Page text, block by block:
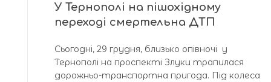
У Тернополі на пішохідному
переході смертельна ДТП
Сьогодні, 29 грудня, близько опівночі у
Тернополі на проспекті Злуки трапилася
дорожньо-транспортна пригода. Під колеса